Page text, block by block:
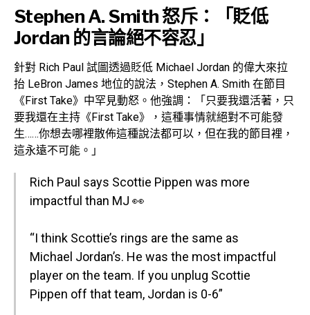
Stephen A. Smith 怒斥：「貶低
Jordan 的言論絕不容忍」
針對 Rich Paul 試圖透過貶低 Michael Jordan 的偉大來拉
抬 LeBron James 地位的說法，Stephen A. Smith 在節目
《First Take》中罕見動怒。他強調：「只要我還活著，只
要我還在主持《First Take》，這種事情就絕對不可能發
生……你想去哪裡散佈這種說法都可以，但在我的節目裡，
這永遠不可能。」
Rich Paul says Scottie Pippen was more
impactful than MJ 👀
“I think Scottie’s rings are the same as
Michael Jordan’s. He was the most impactful
player on the team. If you unplug Scottie
Pippen off that team, Jordan is 0-6”